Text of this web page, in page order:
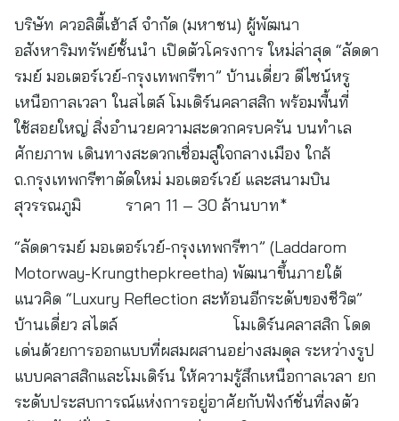
บริษัท ควอลิตี้เฮ้าส์ จำกัด (มหาชน) ผู้พัฒนา
อสังหาริมทรัพย์ชั้นนำ เปิดตัวโครงการ ใหม่ล่าสุด “ลัดดา
รมย์ มอเตอร์เวย์-กรุงเทพกรีฑา” บ้านเดี่ยว ดีไซน์หรู
เหนือกาลเวลา ในสไตล์ โมเดิร์นคลาสสิก พร้อมพื้นที่
ใช้สอยใหญ่ สิ่งอำนวยความสะดวกครบครัน บนทำเล
ศักยภาพ เดินทางสะดวกเชื่อมสู่ใจกลางเมือง ใกล้
ถ.กรุงเทพกรีฑาตัดใหม่ มอเตอร์เวย์ และสนามบิน
สุวรรณภูมิ ราคา 11 – 30 ล้านบาท*
“ลัดดารมย์ มอเตอร์เวย์-กรุงเทพกรีฑา” (Laddarom
Motorway-Krungthepkreetha) พัฒนาขึ้นภายใต้
แนวคิด “Luxury Reflection สะท้อนอีกระดับของชีวิต”
บ้านเดี่ยว สไตล์ โมเดิร์นคลาสสิก โดด
เด่นด้วยการออกแบบที่ผสมผสานอย่างสมดุล ระหว่างรูป
แบบคลาสสิกและโมเดิร์น ให้ความรู้สึกเหนือกาลเวลา ยก
ระดับประสบการณ์แห่งการอยู่อาศัยกับฟังก์ชั่นที่ลงตัว